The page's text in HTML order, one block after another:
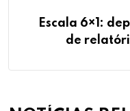
Escala 6×1:
de